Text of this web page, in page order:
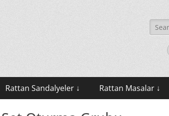
for:
Rattan Sandalyeler ↓ Rattan Masalar ↓